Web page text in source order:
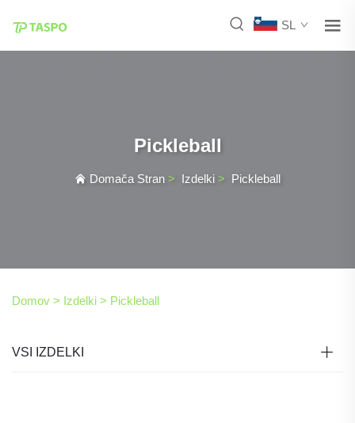
SL
Pickleball
Domača Stran > Izdelki > Pickleball
Domov > Izdelki > Pickleball
VSI IZDELKI